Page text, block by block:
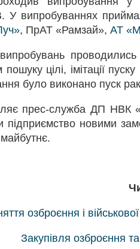
випробуваннях
, ПрАТ «Рамзай», АТ
цілі, імітації
було виконано пуск
прес-служба ДП НВК
підприємство новими
озброєння і
Закупівля озброєння